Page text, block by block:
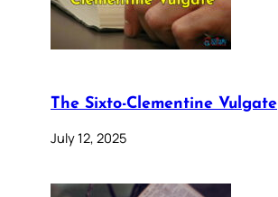
The Sixto-Clementine Vulgate
July 12, 2025